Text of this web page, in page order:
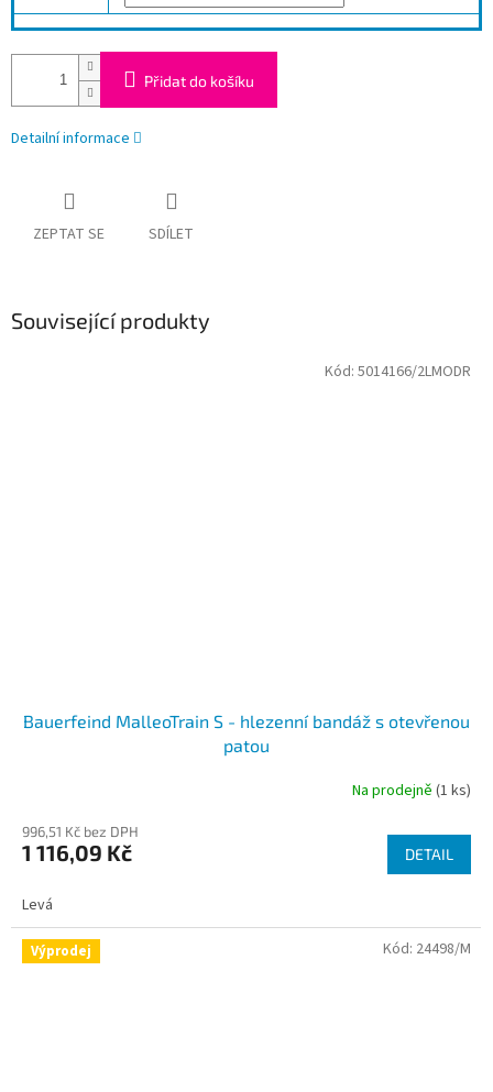
Přidat do košíku
Detailní informace
ZEPTAT SE SDÍLET
Související produkty
Bauerfeind MalleoTrain S - hlezenní bandáž s otevřenou
patou
Na prodejně (1 ks)
996,51 Kč bez DPH
1 116,09 Kč DETAIL
Levá
Kód: 5014166/2LMODR
Výprodej Kód: 24498/M